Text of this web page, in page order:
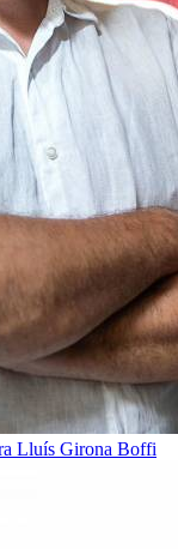
Lluís Girona Boffi